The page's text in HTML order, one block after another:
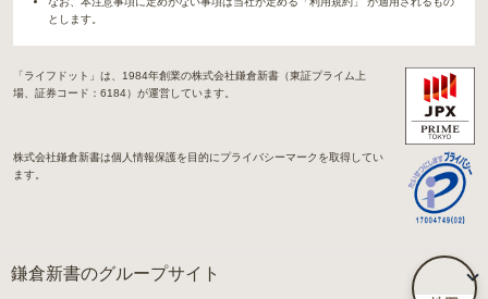
とします。
「ライフドット」は、1984年創業の株式会社鎌倉新書（東証プライム上
場、証券コード：6184）が運営しています。
株式会社鎌倉新書は個人情報保護を目的にプライバシーマークを取得してい
ます。
鎌倉新書のグループサイト